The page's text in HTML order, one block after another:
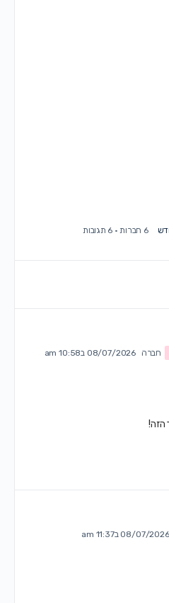
6 חברות · 6 תגובות
חברה 08/07/2026 ב10:58 am
08/07/2026 ב11:37 am